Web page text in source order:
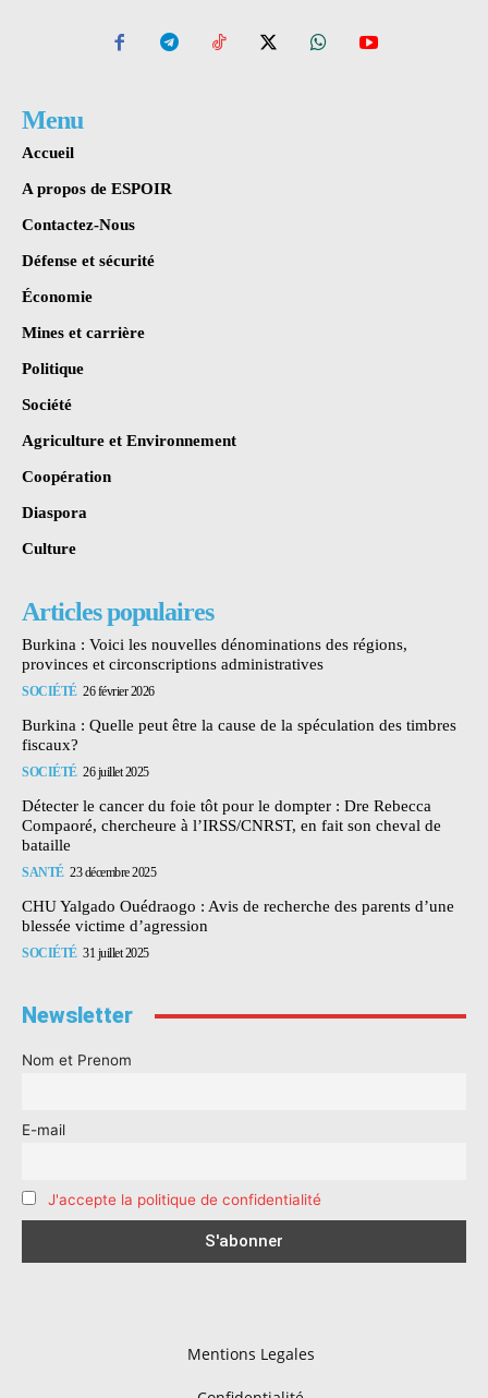
Menu
Accueil
A propos de ESPOIR
Contactez-Nous
Défense et sécurité
Économie
Mines et carrière
Politique
Société
Agriculture et Environnement
Coopération
Diaspora
Culture
Articles populaires
Burkina : Voici les nouvelles dénominations des régions,
provinces et circonscriptions administratives
SOCIÉTÉ 26 février 2026
Burkina : Quelle peut être la cause de la spéculation des timbres
fiscaux?
SOCIÉTÉ 26 juillet 2025
Détecter le cancer du foie tôt pour le dompter : Dre Rebecca
Compaoré, chercheure à l’IRSS/CNRST, en fait son cheval de
bataille
SANTÉ 23 décembre 2025
CHU Yalgado Ouédraogo : Avis de recherche des parents d’une
blessée victime d’agression
SOCIÉTÉ 31 juillet 2025
Newsletter
Nom et Prenom
E-mail
J'accepte la politique de confidentialité
Mentions Legales